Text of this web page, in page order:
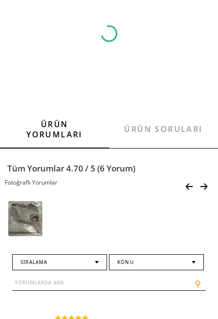
ÜRÜN
YORUMLARI
ÜRÜN SORULARI
Tüm Yorumlar 4.70 / 5 (6 Yorum)
Fotoğraflı Yorumlar
SIRALAMA KONU
⚲